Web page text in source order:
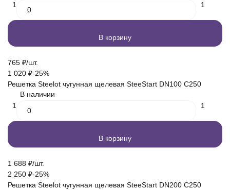
1
1
В корзину
765 ₽/шт.
1 020 ₽-25%
Решетка Steelot чугунная щелевая SteeStart DN100 C250
В наличии
1
1
В корзину
1 688 ₽/шт.
2 250 ₽-25%
Решетка Steelot чугунная щелевая SteeStart DN200 C250